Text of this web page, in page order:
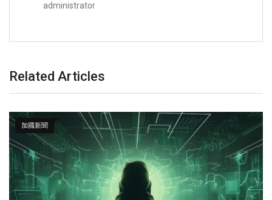
administrator
Related Articles
加國新聞